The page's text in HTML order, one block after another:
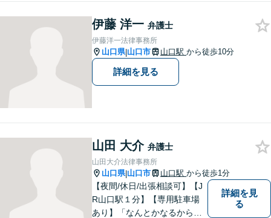
トナー」として、お客さまに
寄り添いますので、お気軽に
ご相談ください。
伊藤 洋一 弁護士
伊藤洋一法律事務所
山口県|山口市 山口駅 から徒歩10分
詳細を見る
山田 大介 弁護士
山田大介法律事務所
山口県|山口市 山口駅 から徒歩1分
【夜間/休日/出張相談可】【J
R山口駅１分】【専用駐車場
あり】「なんとかなるから大
詳細を見
る